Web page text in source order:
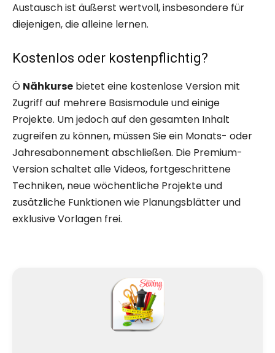
Austausch ist äußerst wertvoll, insbesondere für
diejenigen, die alleine lernen.
Kostenlos oder kostenpflichtig?
Ö Nähkurse bietet eine kostenlose Version mit
Zugriff auf mehrere Basismodule und einige
Projekte. Um jedoch auf den gesamten Inhalt
zugreifen zu können, müssen Sie ein Monats- oder
Jahresabonnement abschließen. Die Premium-
Version schaltet alle Videos, fortgeschrittene
Techniken, neue wöchentliche Projekte und
zusätzliche Funktionen wie Planungsblätter und
exklusive Vorlagen frei.